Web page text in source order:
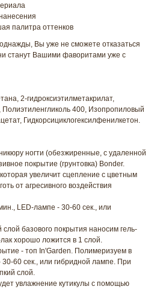
палитра оттенков
Вы уже не сможете отказаться
станут Вашими фаворитами уже с
2-гидроксиэтилметакрилат,
Полиэтиленгликоль 400, Изопропиловый
Гидкорсициклогексилфенилкетон.
ногти (обезжиренные, с удаленной
покрытие (грунтовка) Bonder.
увеличит сцепление с цветным
от агресивного воздействия
LED-лампе - 30-60 сек., или
базового покрытия наносим гель-
хорошо ложится в 1 слой.
- топ In'Garden. Полимеризуем в
60 сек., или гибридной лампе. При
слой.
увлажнение кутикулы с помощью